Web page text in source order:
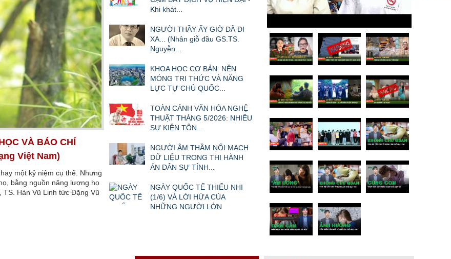
VÀ BÁO CHÍ
Việt Nam)
một kỷ niệm cụ thể. Nhưng
bằng nguồn năng lượng họ
Hàn Vũ Linh tức Đặng Vũ
Khi khát...
NGƯỜI THẦY ẤY GIỜ ĐÃ ĐI
XA... (Nhân giỗ đầu GS.TS.
Nguyễn...
KHOA HỌC CƠ BẢN: NỀN
MÓNG TRI THỨC VÀ NĂNG
LỰC TỰ CHỦ QUỐC...
TOÀN CẢNH VĂN HÓA NGHỆ
THUẬT THÁNG 5/2026: NHIỀU
SỰ KIỆN TÔN...
NGƯỜI ÂM THẦM NỐI MẠCH
DỮ LIỆU TRONG THI HÀNH
ÁN DÂN SỰ TỈNH...
NGÀY QUỐC TẾ THIẾU NHI
(1/6) VÀ LỜI HỨA CỦA
NHỮNG NGƯỜI LỚN